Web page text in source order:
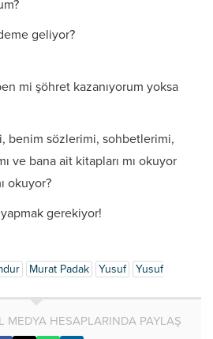
geliyor?
mi şöhret kazanıyorum yoksa
benim sözlerimi, sohbetlerimi,
ve bana ait kitapları mı okuyor
okuyor?
gerekiyor!
Murat Padak Yusuf
Yusuf
MEDYA HESAPLARINDA PAYLAŞ